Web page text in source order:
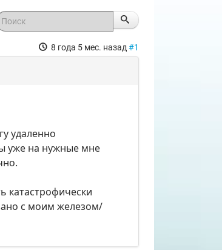
8 года 5 мес. назад #1
удаленно
уже на нужные мне
катастрофически
с моим железом/